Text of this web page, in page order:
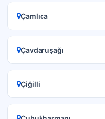
Çamlıca
Çavdaruşağı
Çiğilli